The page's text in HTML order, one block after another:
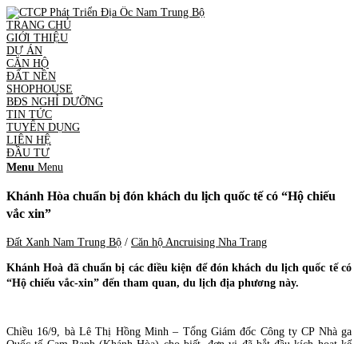
TRANG CHỦ
GIỚI THIỆU
DỰ ÁN
CĂN HỘ
ĐẤT NỀN
SHOPHOUSE
BĐS NGHỈ DƯỠNG
TIN TỨC
TUYỂN DỤNG
LIÊN HỆ
ĐẦU TƯ
Menu Menu
Khánh Hòa chuẩn bị đón khách du lịch quốc tế có “Hộ chiếu
vắc xin”
Đất Xanh Nam Trung Bộ / Căn hộ Ancruising Nha Trang
Khánh Hoà đã chuẩn bị các điều kiện để đón khách du lịch quốc tế có
“Hộ chiếu vắc-xin” đến tham quan, du lịch địa phương này.
Chiều 16/9, bà Lê Thị Hồng Minh – Tổng Giám đốc Công ty CP Nhà ga